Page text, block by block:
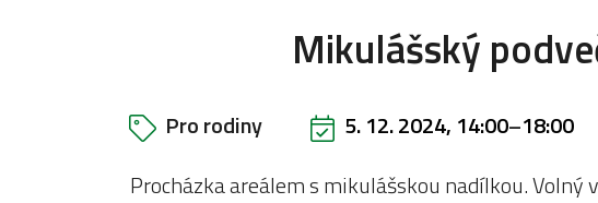
Mikulášský
Pro rodiny 5. 12. 2024, 14:00–18:00
Procházka areálem s mikulášskou nadílkou. Volný